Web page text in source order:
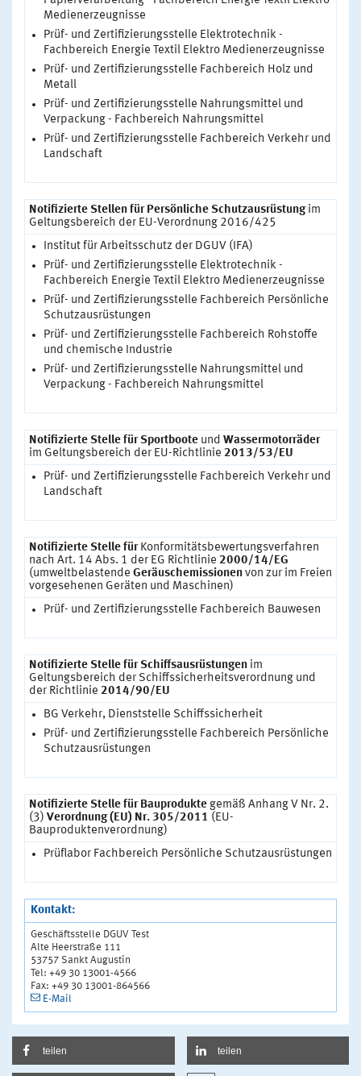
Medienerzeugnisse
Prüf- und Zertifizierungsstelle Elektrotechnik -
Fachbereich Energie Textil Elektro Medienerzeugnisse
Prüf- und Zertifizierungsstelle Fachbereich Holz und
Metall
Prüf- und Zertifizierungsstelle Nahrungsmittel und
Verpackung - Fachbereich Nahrungsmittel
Prüf- und Zertifizierungsstelle Fachbereich Verkehr und
Landschaft
Notifizierte Stellen für Persönliche Schutzausrüstungim
Geltungsbereich der EU-Verordnung 2016/425
Institut für Arbeitsschutz der DGUV (IFA)
Prüf- und Zertifizierungsstelle Elektrotechnik -
Fachbereich Energie Textil Elektro Medienerzeugnisse
Prüf- und Zertifizierungsstelle Fachbereich Persönliche
Schutzausrüstungen
Prüf- und Zertifizierungsstelle Fachbereich Rohstoffe
und chemische Industrie
Prüf- und Zertifizierungsstelle Nahrungsmittel und
Verpackung - Fachbereich Nahrungsmittel
Notifizierte Stelle für Sportboote und Wassermotorräder
im Geltungsbereich der EU-Richtlinie 2013/53/EU
Prüf- und Zertifizierungsstelle Fachbereich Verkehr und
Landschaft
Notifizierte Stelle fürKonformitätsbewertungsverfahren
nach Art. 14 Abs. 1 der EG Richtlinie 2000/14/EG
(umweltbelastende Geräuschemissionen von zur im Freien
vorgesehenen Geräten und Maschinen)
Prüf- und Zertifizierungsstelle Fachbereich Bauwesen
Notifizierte Stelle für Schiffsausrüstungen im
Geltungsbereich der Schiffssicherheitsverordnung und
der Richtlinie 2014/90/EU
BG Verkehr, Dienststelle Schiffssicherheit
Prüf- und Zertifizierungsstelle Fachbereich Persönliche
Schutzausrüstungen
Notifizierte Stelle für Bauprodukte gemäß Anhang V Nr. 2.
(3) Verordnung (EU) Nr. 305/2011 (EU-
Bauproduktenverordnung)
Prüflabor Fachbereich Persönliche Schutzausrüstungen
Kontakt:
Geschäftsstelle DGUV Test
Alte Heerstraße 111
53757 Sankt Augustin
Tel: +49 30 13001-4566
Fax: +49 30 13001-864566
E-Mail
teilen teilen